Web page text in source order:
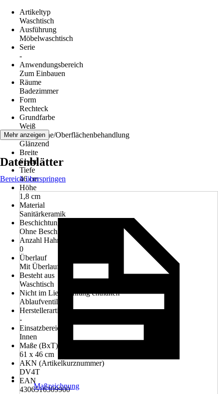
Artikeltyp
Waschtisch
Ausführung
Möbelwaschtisch
Serie
-
Anwendungsbereich
Zum Einbauen
Räume
Badezimmer
Form
Rechteck
Grundfarbe
Weiß
Oberfläche/Oberflächenbehandlung
Glänzend
Breite
61 cm
Tiefe
46 cm
Höhe
1,8 cm
Material
Sanitärkeramik
Beschichtung
Ohne Beschichtung
Anzahl Hahnlöcher
0
Überlauf
Mit Überlauf
Besteht aus
Waschtisch
Nicht im Lieferumfang enthalten
Ablaufventil
Herstellerartikelnummer
-
Einsatzbereich
Innen
Maße (BxT)
61 x 46 cm
AKN (Artikelkurznummer)
DV4T
EAN
4306516309900
Mehr anzeigen
Datenblätter
Bereich überspringen
Maßzeichnung